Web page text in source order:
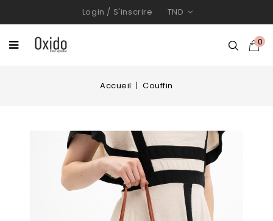
Login / S'inscrire TND
0
Accueil Couffin